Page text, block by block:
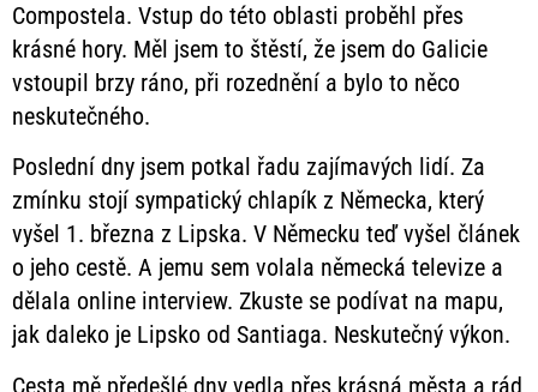
Compostela. Vstup do této oblasti proběhl přes
krásné hory. Měl jsem to štěstí, že jsem do Galicie
vstoupil brzy ráno, při rozednění a bylo to něco
neskutečného.
Poslední dny jsem potkal řadu zajímavých lidí. Za
zmínku stojí sympatický chlapík z Německa, který
vyšel 1. března z Lipska. V Německu teď vyšel článek
o jeho cestě. A jemu sem volala německá televize a
dělala online interview. Zkuste se podívat na mapu,
jak daleko je Lipsko od Santiaga. Neskutečný výkon.
Cesta mě předešlé dny vedla přes krásná města a rád